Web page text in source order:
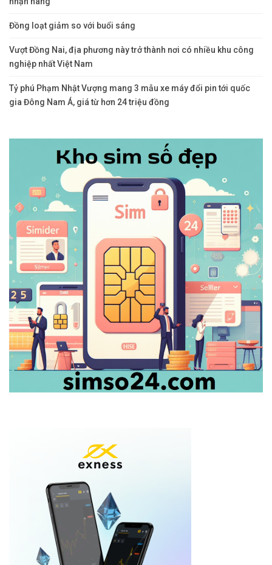
Đồng loạt giảm so với buổi sáng
Vượt Đồng Nai, địa phương này trở thành nơi có nhiều khu công
nghiệp nhất Việt Nam
Tỷ phú Phạm Nhật Vượng mang 3 mẫu xe máy đổi pin tới quốc
gia Đông Nam Á, giá từ hơn 24 triệu đồng